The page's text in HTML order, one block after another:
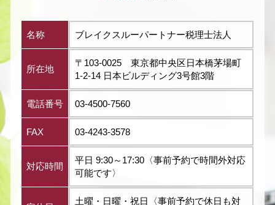
名称 ブレイクスルーパートナー税理士法人
所在地
〒103-0025 東京都中央区日本橋茅場町
1-2-14 日本ビルディング3号館3階
電話番号 03-4500-7560
FAX 03-4243-3578
対応時間
平日 9:30～17:30〈事前予約で時間外対応
可能です〉
土曜・日曜・祝日〈事前予約で休日も対